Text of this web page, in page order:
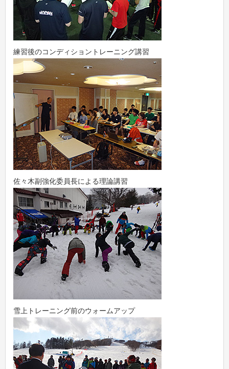
練習後のコンディショントレーニング講習
佐々木副強化委員長による理論講習
雪上トレーニング前のウォームアップ